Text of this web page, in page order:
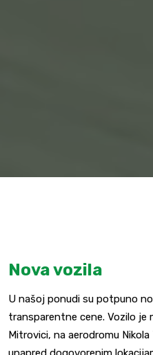
Nova vozila
U našoj ponudi su potpuno
transparentne cene. Vozilo je
Mitrovici, na aerodromu